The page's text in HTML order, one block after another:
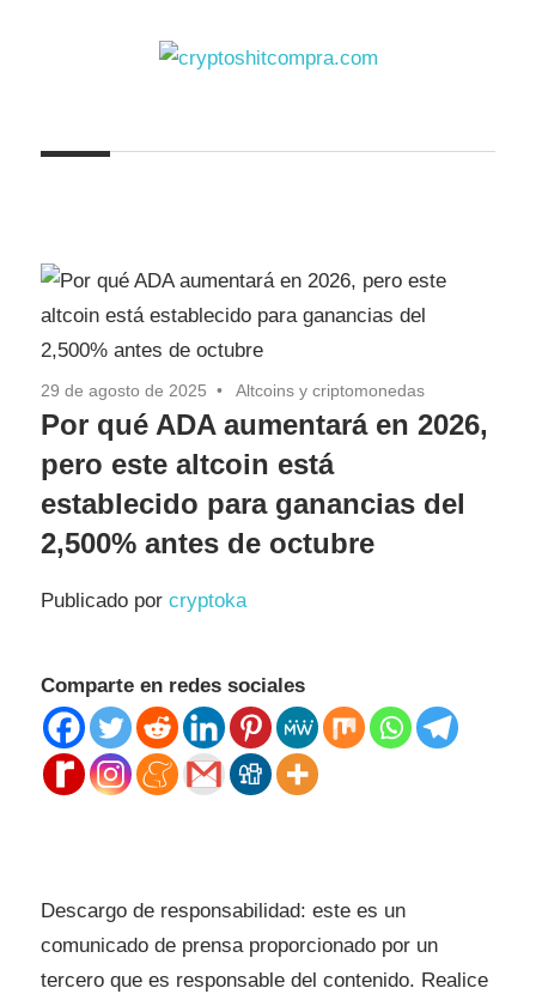
29 de agosto de 2025 Altcoins y criptomonedas
Por qué ADA aumentará en 2026,
pero este altcoin está
establecido para ganancias del
2,500% antes de octubre
Publicado por cryptoka
Comparte en redes sociales
Descargo de responsabilidad: este es un
comunicado de prensa proporcionado por un
tercero que es responsable del contenido. Realice